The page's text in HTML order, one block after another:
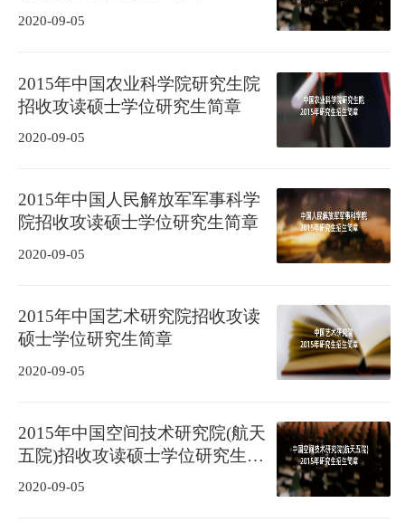
2020-09-05
2015年中国农业科学院研究生院
招收攻读硕士学位研究生简章
2020-09-05
2015年中国人民解放军军事科学
院招收攻读硕士学位研究生简章
2020-09-05
2015年中国艺术研究院招收攻读
硕士学位研究生简章
2020-09-05
2015年中国空间技术研究院(航天
五院)招收攻读硕士学位研究生简
章
2020-09-05